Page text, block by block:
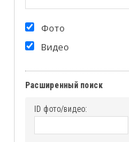
Фото
Видео
Расширенный поиск
ID фото/видео: